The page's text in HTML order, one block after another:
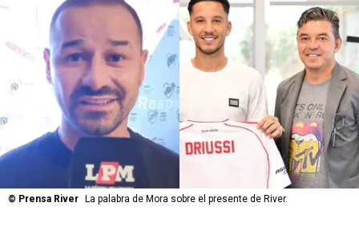
© Prensa River La palabra de Mora sobre el presente de River.